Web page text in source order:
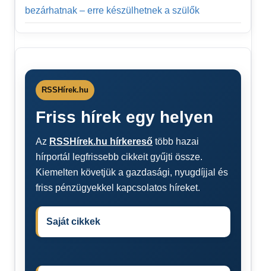
bezárhatnak – erre készülhetnek a szülők
RSSHírek.hu
Friss hírek egy helyen
Az RSSHírek.hu hírkereső több hazai
hírportál legfrissebb cikkeit gyűjti össze.
Kiemelten követjük a gazdasági, nyugdíjjal és
friss pénzügyekkel kapcsolatos híreket.
Saját cikkek